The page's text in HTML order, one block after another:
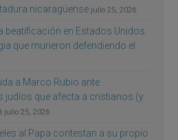
nicaragüense julio 25, 2026
beatificación en Estados Unidos
que murieron defendiendo el
a Marco Rubio ante
judíos que afecta a cristianos (y
julio 25, 2026
al Papa contestan a su propio